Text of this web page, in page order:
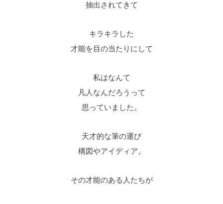
抽出されてきて
キラキラした
才能を目の当たりにして
私はなんて
凡人なんだろうって
思っていました。
天才的な筆の運び
構図やアイディア。
その才能のある人たちが